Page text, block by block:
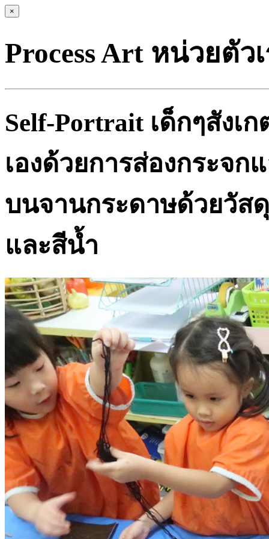
×
Process Art หน่วยตัว
Self-Portrait เด็กๆสังเ
เองด้วยการส่องกระจ
บนจานกระดาษด้วยวัส
และสีน้ำ